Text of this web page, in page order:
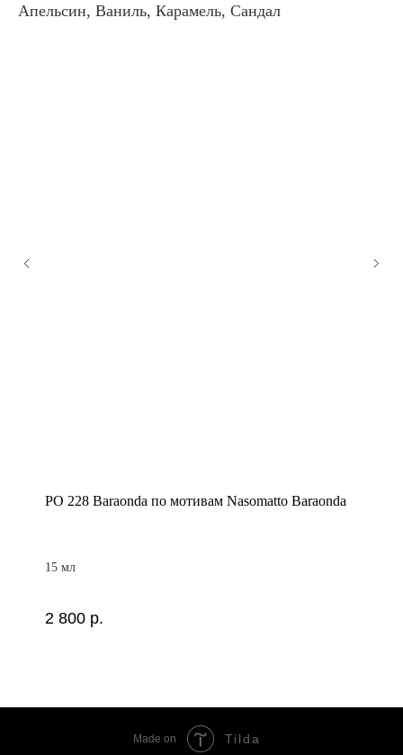
Апельсин, Ваниль, Карамель, Сандал
PO 228 Baraonda по мотивам Nasomatto Baraonda
15 мл
2 800 р.
Made on Tilda